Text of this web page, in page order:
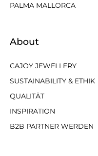
PALMA MALLORCA
About
CAJOY JEWELLERY
SUSTAINABILITY & ETHIK
QUALITÄT
INSPIRATION
B2B PARTNER WERDEN